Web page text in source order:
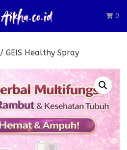
0
/ GEIS Healthy Spray